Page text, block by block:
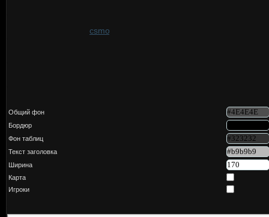
Общий фон
Бордюр
Фон таблиц
Текст заголовка
Ширина
Карта
Игроки